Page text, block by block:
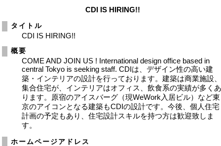
CDI IS HIRING!!
タイトル
CDI IS HIRING!!
概要
COME AND JOIN US ! International design office based in
central Tokyo is seeking staff. CDIは、デザイン性の高い建
築・インテリアの設計を行っております。建築は商業施設
集合住宅が、インテリアはオフィス、飲食系の実績が多く
ります。原宿のアイスバーグ（現WeWork入居ビル）など東
京のアイコンとなる建築もCDIの設計です。今後、個人住宅
計画の予定もあり、住宅設計スキルを持つ方は歓迎致しま
す。
ホームページアドレス